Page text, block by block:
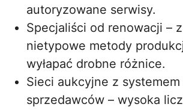
autoryzowane serwisy.
Specjaliści od renowacji –
nietypowe metody
wyłapać drobne różnice.
Sieci aukcyjne z
sprzedawców – wysoka